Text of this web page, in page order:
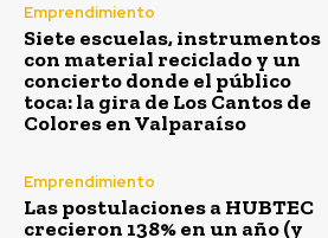
Emprendimiento
Siete escuelas, instrumentos
con material reciclado y un
concierto donde el público
toca: la gira de Los Cantos de
Colores en Valparaíso
Emprendimiento
Las postulaciones a HUBTEC
crecieron 138% en un año (y